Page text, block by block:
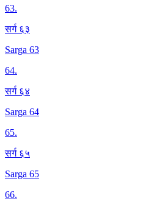
63.
सर्ग ६३
Sarga 63
64.
सर्ग ६४
Sarga 64
65.
सर्ग ६५
Sarga 65
66.